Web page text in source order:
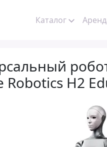
Каталог
Robotics H2